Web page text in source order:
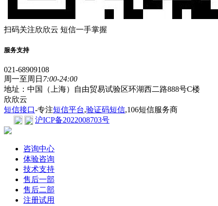
扫码关注欣欣云 短信一手掌握
服务支持
021-68909108
周一至周日 7:00-24:00
地址：中国（上海）自由贸易试验区环湖西二路888号C楼
欣欣云
短信接口-专注短信平台,验证码短信,106短信服务商
沪ICP备2022008703号
咨询中心
体验咨询
技术支持
售后一部
售后二部
注册试用